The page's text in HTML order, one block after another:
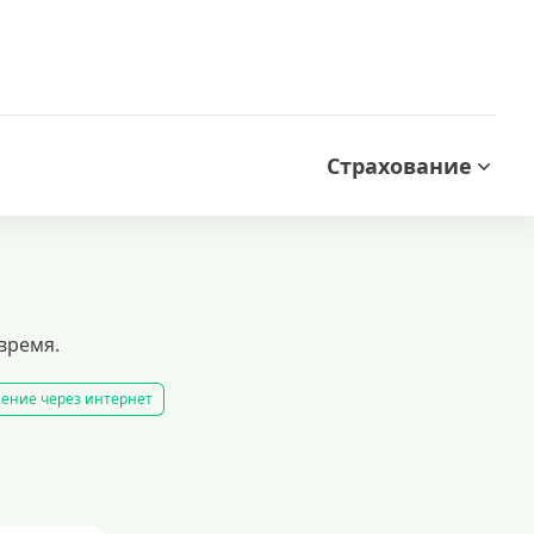
Страхование
через интернет